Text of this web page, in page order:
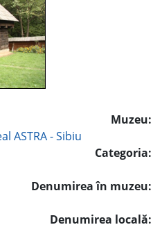
Muzeu:
ASTRA - Sibiu
Categoria:
Denumirea în muzeu:
Denumirea locală: